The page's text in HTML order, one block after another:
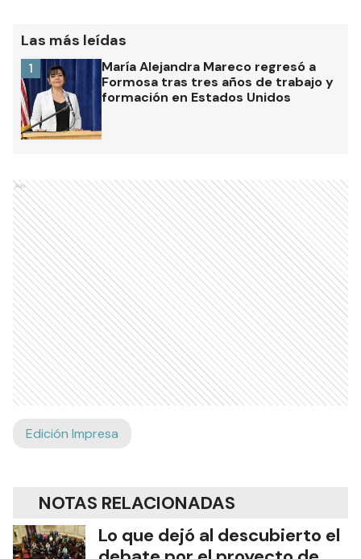
Las más leídas
María Alejandra Mareco regresó a
Formosa tras tres años de trabajo y
formación en Estados Unidos
1
Ads
Edición Impresa
NOTAS RELACIONADAS
Lo que dejó al descubierto el